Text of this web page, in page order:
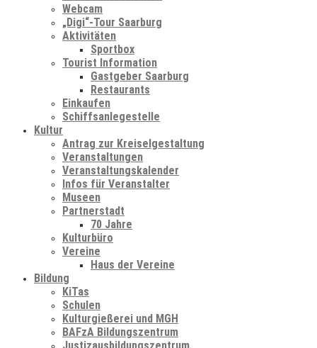
Webcam
„Digi“-Tour Saarburg
Aktivitäten
Sportbox
Tourist Information
Gastgeber Saarburg
Restaurants
Einkaufen
Schiffsanlegestelle
Kultur
Antrag zur Kreiselgestaltung
Veranstaltungen
Veranstaltungskalender
Infos für Veranstalter
Museen
Partnerstadt
70 Jahre
Kulturbüro
Vereine
Haus der Vereine
Bildung
KiTas
Schulen
Kulturgießerei und MGH
BAFzA Bildungszentrum